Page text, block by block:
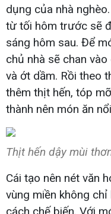
dụng của nhà
từ tối hôm trước sẽ
sáng hôm sau. Để
chủ nhà sẽ chan
và ớt dầm. Rồi theo
thêm thịt hến, tóp
thành nên món ăn
Thịt hến dậy mùi
Cái tạo nên nét văn
vùng miền không